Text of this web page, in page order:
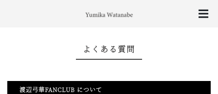
よくある質問
渡辺弓華FANCLUB について